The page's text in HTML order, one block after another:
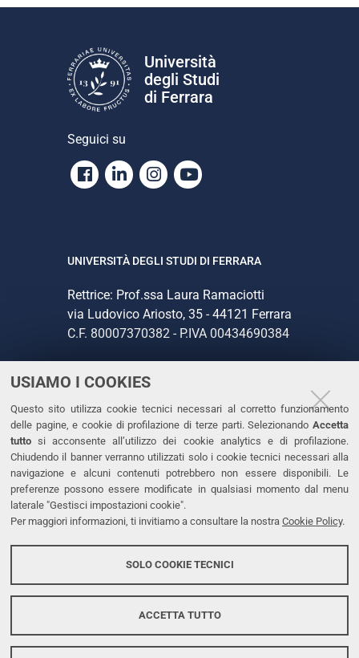
USIAMO I COOKIES
Questo sito utilizza cookie tecnici necessari al corretto funzionamento
delle pagine, e cookie di profilazione di terze parti. Selezionando Accetta
tutto si acconsente all’utilizzo dei cookie analytics e di profilazione.
Chiudendo il banner verranno utilizzati solo i cookie tecnici necessari alla
navigazione e alcuni contenuti potrebbero non essere disponibili. Le
preferenze possono essere modificate in qualsiasi momento dal menu
laterale "Gestisci impostazioni cookie".
Per maggiori informazioni, ti invitiamo a consultare la nostra Cookie Policy.
SOLO COOKIE TECNICI
ACCETTA TUTTO
Università
degli Studi
di Ferrara
Seguici su
Facebook
LinkedinInstagram
Youtube
UNIVERSITÀ DEGLI STUDI DI FERRARA
Rettrice: Prof.ssa Laura Ramaciotti
via Ludovico Ariosto, 35 - 44121 Ferrara
C.F. 80007370382 - P.IVA 00434690384
CONTATTI
Tel. +39 0532 293111
Fax. +39 0532 293031
PEC
LINKS
Dichiarazione di accessibilità
Protezione dati personali